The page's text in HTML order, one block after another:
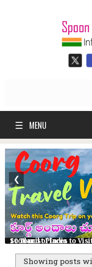
☰ MENU
10 Tourist Places to Visit in Coorg - తెలుగులో కూర్గ్ ట్రిప్ - Scotland of India
❮
Showing posts